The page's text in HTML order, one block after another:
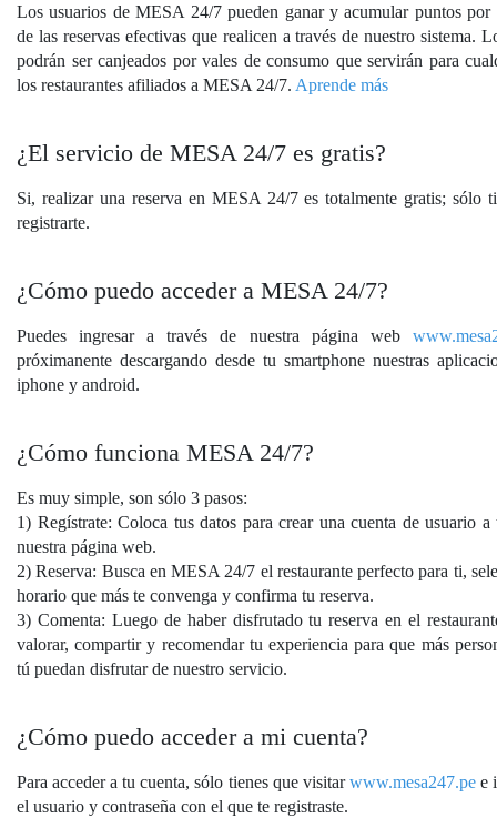
Los usuarios de MESA 24/7 pueden ganar y acumular puntos por
de las reservas efectivas que realicen a través de nuestro sistema.
podrán ser canjeados por vales de consumo que servirán para
los restaurantes afiliados a MESA 24/7. Aprende más
¿El servicio de MESA 24/7 es gratis?
Si, realizar una reserva en MESA 24/7 es totalmente gratis; sólo
registrarte.
¿Cómo puedo acceder a MESA 24/7?
Puedes ingresar a través de nuestra página web
próximanente descargando desde tu smartphone nuestras
iphone y android.
¿Cómo funciona MESA 24/7?
Es muy simple, son sólo 3 pasos:
1) Regístrate: Coloca tus datos para crear una cuenta de usuario a
nuestra página web.
2) Reserva: Busca en MESA 24/7 el restaurante perfecto para ti,
horario que más te convenga y confirma tu reserva.
3) Comenta: Luego de haber disfrutado tu reserva en el
valorar, compartir y recomendar tu experiencia para que más
tú puedan disfrutar de nuestro servicio.
¿Cómo puedo acceder a mi cuenta?
Para acceder a tu cuenta, sólo tienes que visitarwww.mesa247.pee
el usuario y contraseña con el que te registraste.